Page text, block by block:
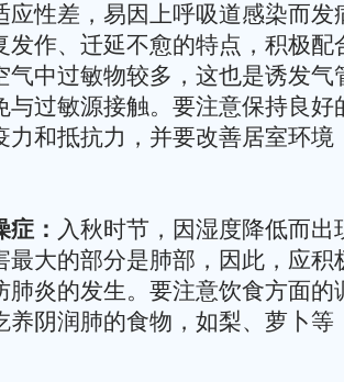
应性差，易因上呼吸道感染而发
发作、迁延不愈的特点，积极配
气中过敏物较多，这也是诱发气
与过敏源接触。要注意保持良好
力和抵抗力，并要改善居室环境
症： 入秋时节，因湿度降低而出
最大的部分是肺部，因此，应积
肺炎的发生。要注意饮食方面的
养阴润肺的食物，如梨、萝卜等